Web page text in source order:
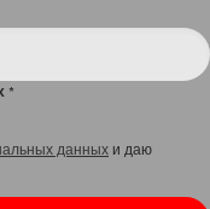
*
данных и даю